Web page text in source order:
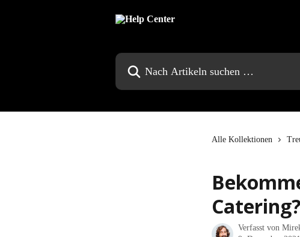
Nach Artikeln suchen …
Alle Kollektionen
Catering?
Verfasst von